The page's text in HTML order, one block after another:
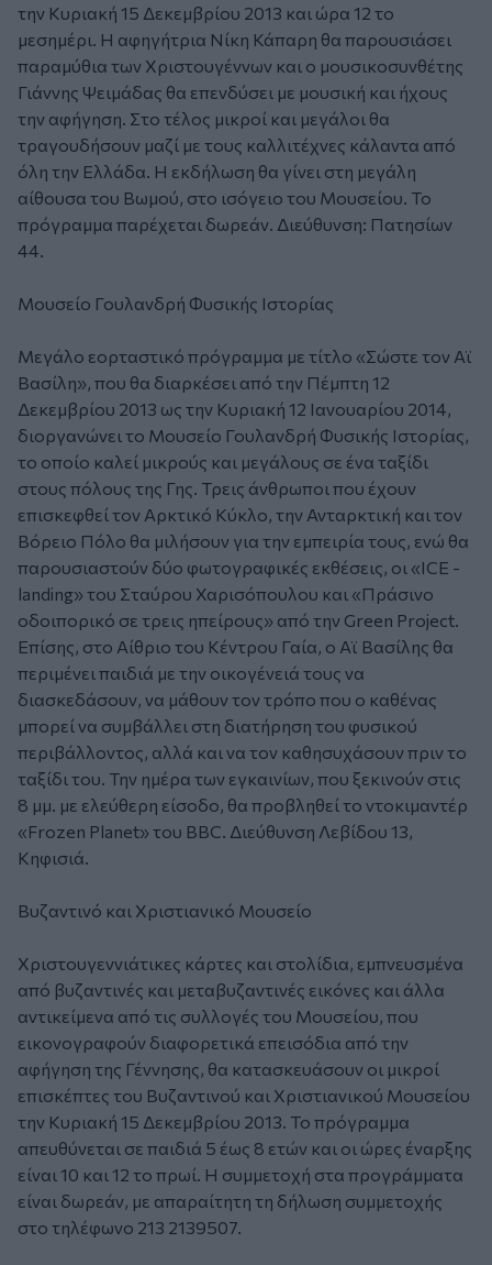
την Κυριακή 15 Δεκεμβρίου 2013 και ώρα 12 το
μεσημέρι. Η αφηγήτρια Νίκη Κάπαρη θα παρουσιάσει
παραμύθια των Χριστουγέννων και ο μουσικοσυνθέτης
Γιάννης Ψειμάδας θα επενδύσει με μουσική και ήχους
την αφήγηση. Στο τέλος μικροί και μεγάλοι θα
τραγουδήσουν μαζί με τους καλλιτέχνες κάλαντα από
όλη την Ελλάδα. Η εκδήλωση θα γίνει στη μεγάλη
αίθουσα του Βωμού, στο ισόγειο του Μουσείου. Το
πρόγραμμα παρέχεται δωρεάν. Διεύθυνση: Πατησίων
44.
Μουσείο Γουλανδρή Φυσικής Ιστορίας
Μεγάλο εορταστικό πρόγραμμα με τίτλο «Σώστε τον Αϊ
Βασίλη», που θα διαρκέσει από την Πέμπτη 12
Δεκεμβρίου 2013 ως την Κυριακή 12 Ιανουαρίου 2014,
διοργανώνει το Μουσείο Γουλανδρή Φυσικής Ιστορίας,
το οποίο καλεί μικρούς και μεγάλους σε ένα ταξίδι
στους πόλους της Γης. Τρεις άνθρωποι που έχουν
επισκεφθεί τον Αρκτικό Κύκλο, την Ανταρκτική και τον
Βόρειο Πόλο θα μιλήσουν για την εμπειρία τους, ενώ θα
παρουσιαστούν δύο φωτογραφικές εκθέσεις, οι «ICE -
landing» του Σταύρου Χαρισόπουλου και «Πράσινο
οδοιπορικό σε τρεις ηπείρους» από την Green Project.
Επίσης, στο Αίθριο του Κέντρου Γαία, ο Αϊ Βασίλης θα
περιμένει παιδιά με την οικογένειά τους να
διασκεδάσουν, να μάθουν τον τρόπο που ο καθένας
μπορεί να συμβάλλει στη διατήρηση του φυσικού
περιβάλλοντος, αλλά και να τον καθησυχάσουν πριν το
ταξίδι του. Την ημέρα των εγκαινίων, που ξεκινούν στις
8 μμ. με ελεύθερη είσοδο, θα προβληθεί το ντοκιμαντέρ
«Frozen Planet» του BBC. Διεύθυνση Λεβίδου 13,
Κηφισιά.
Βυζαντινό και Χριστιανικό Μουσείο
Χριστουγεννιάτικες κάρτες και στολίδια, εμπνευσμένα
από βυζαντινές και μεταβυζαντινές εικόνες και άλλα
αντικείμενα από τις συλλογές του Μουσείου, που
εικονογραφούν διαφορετικά επεισόδια από την
αφήγηση της Γέννησης, θα κατασκευάσουν οι μικροί
επισκέπτες του Βυζαντινού και Χριστιανικού Μουσείου
την Κυριακή 15 Δεκεμβρίου 2013. Το πρόγραμμα
απευθύνεται σε παιδιά 5 έως 8 ετών και οι ώρες έναρξης
είναι 10 και 12 το πρωί. Η συμμετοχή στα προγράμματα
είναι δωρεάν, με απαραίτητη τη δήλωση συμμετοχής
στο τηλέφωνο 213 2139507.